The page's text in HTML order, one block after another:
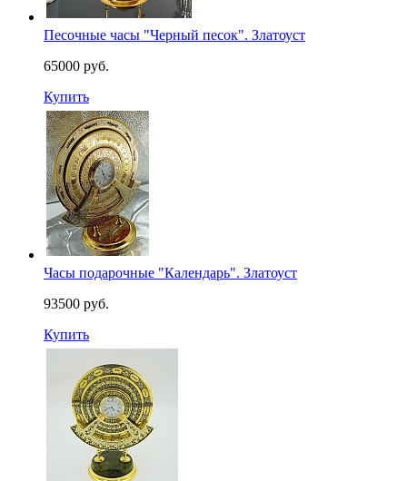
Песочные часы "Черный песок". Златоуст
65000 руб.
Купить
Часы подарочные "Календарь". Златоуст
93500 руб.
Купить